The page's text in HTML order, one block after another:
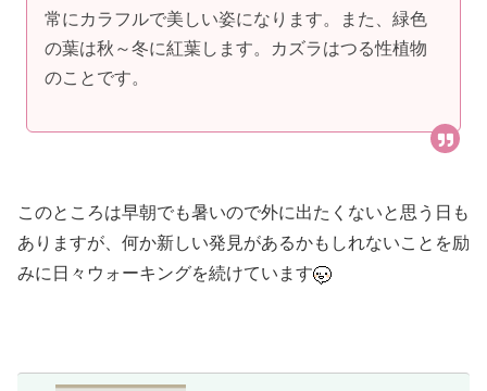
常にカラフルで美しい姿になります。また、緑色
の葉は秋～冬に紅葉します。カズラはつる性植物
のことです。
このところは早朝でも暑いので外に出たくないと思う日も
ありますが、何か新しい発見があるかもしれないことを励
みに日々ウォーキングを続けています